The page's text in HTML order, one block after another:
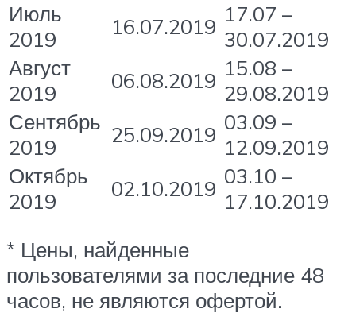
Июль
2019
16.07.2019 17.07 –
30.07.2019
Август
2019
06.08.2019 15.08 –
29.08.2019
Сентябрь
2019
25.09.2019 03.09 –
12.09.2019
Октябрь
2019
02.10.2019 03.10 –
17.10.2019
* Цены, найденные
пользователями за последние 48
часов, не являются офертой.